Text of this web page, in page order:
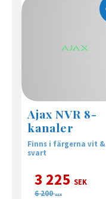
Ajax NVR 8-
kanaler
Finns i färgerna vit &
svart
3 225 SEK
6 200 SEK